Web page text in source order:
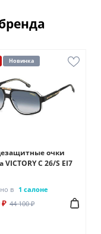
Новинка
очки
VICTORY C 26/S EI7
в 1 салоне
₽ 44 100 ₽